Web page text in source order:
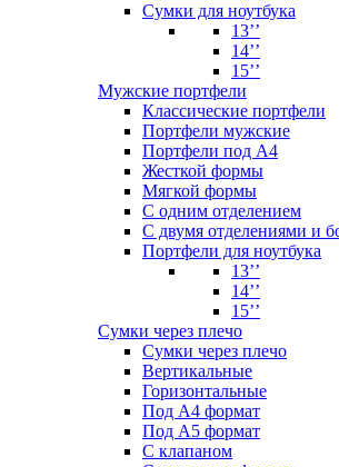
Сумки для ноутбука
13’’
14’’
15’’
Мужские портфели
Классические портфели
Портфели мужские
Портфели под А4
Жесткой формы
Мягкой формы
С одним отделением
С двумя отделениями и
Портфели для ноутбука
13’’
14’’
15’’
Сумки через плечо
Сумки через плечо
Вертикальные
Горизонтальные
Под А4 формат
Под А5 формат
С клапаном